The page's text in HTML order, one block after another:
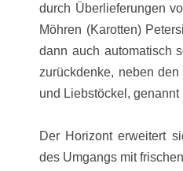
durch Überlieferungen
Möhren (Karotten)
dann auch automatisch
zurückdenke, neben
und Liebstöckel, genannt
Der Horizont erweitert
des Umgangs mit